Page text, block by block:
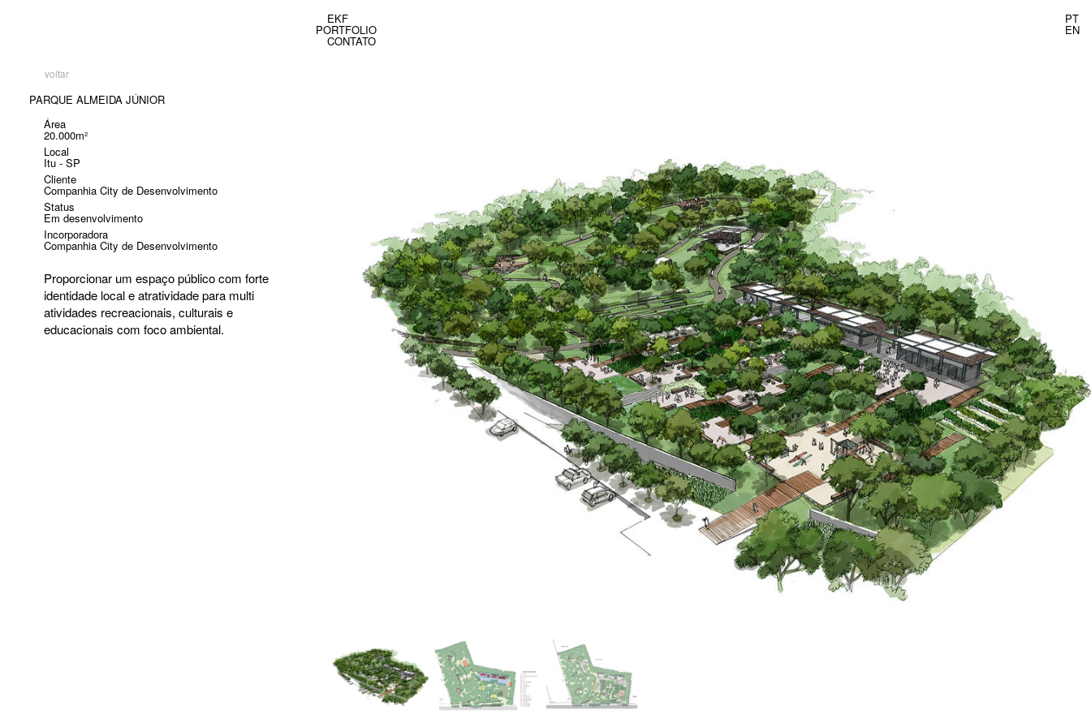
EKF
PORTFOLIO
CONTATO
PT
EN
voltar
PARQUE ALMEIDA JÚNIOR
Área
20.000m²
Local
Itu - SP
Cliente
Companhia City de Desenvolvimento
Status
Em desenvolvimento
Incorporadora
Companhia City de Desenvolvimento
Proporcionar um espaço público com forte
identidade local e atratividade para multi
atividades recreacionais, culturais e
educacionais com foco ambiental.